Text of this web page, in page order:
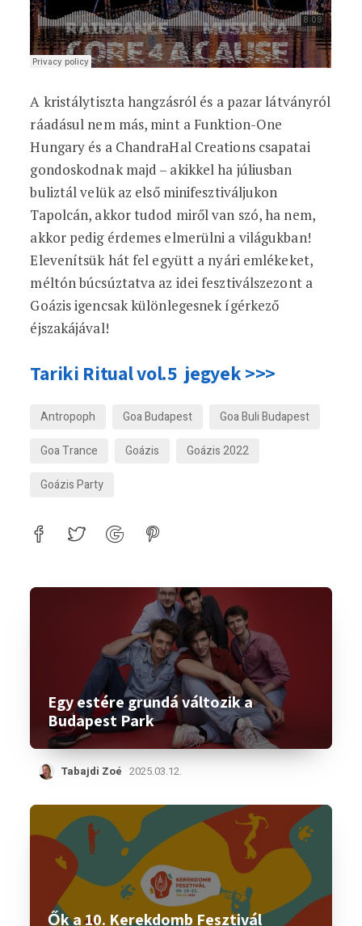
A kristálytiszta hangzásról és a pazar látványról
ráadásul nem más, mint a Funktion-One
Hungary és a ChandraHal Creations csapatai
gondoskodnak majd – akikkel ha júliusban
buliztál velük az első minifesztiváljukon
Tapolcán, akkor tudod miről van szó, ha nem,
akkor pedig érdemes elmerülni a világukban!
Elevenítsük hát fel együtt a nyári emlékeket,
méltón búcsúztatva az idei fesztiválszezont a
Goázis igencsak különlegesnek ígérkező
éjszakájával!
Tariki Ritual vol.5 jegyek >>>
Antropoph Goa Budapest
Goa Buli Budapest
Goa Trance
Goázis
Goázis 2022
Goázis Party
Egy estére grundá változik a
Budapest Park
Tabajdi Zoé 2025.03.12.
Ők a 10. Kerekdomb Fesztivál